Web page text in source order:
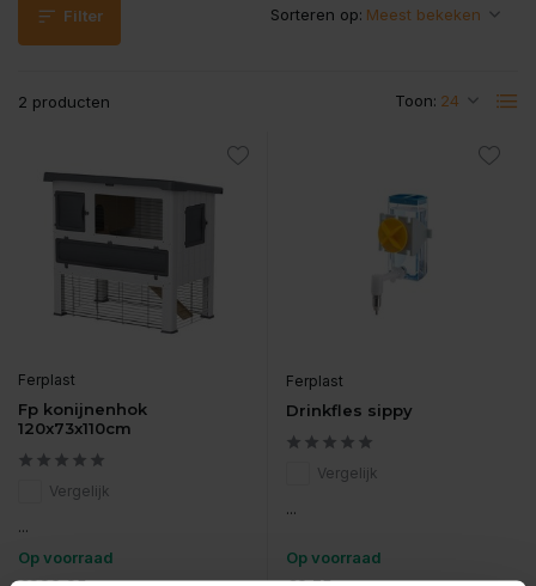
Filter
2 producten Toon:
Sorteren op:
Ferplast
Fp konijnenhok
120x73x110cm
Vergelijk
...
Op voorraad
Ferplast
Drinkfles sippy
Vergelijk
...
Op voorraad